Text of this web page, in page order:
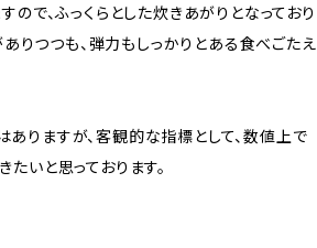
で、ふっくらとした炊きあがりとなっており
りつつも、弾力もしっかりとある食べごたえ
りますが、客観的な指標として、数値上で
いと思っております。